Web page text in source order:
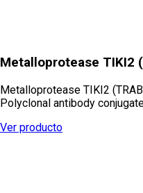
Metalloprotease TIKI2
Metalloprotease TIKI2
Polyclonal antibody
Ver producto